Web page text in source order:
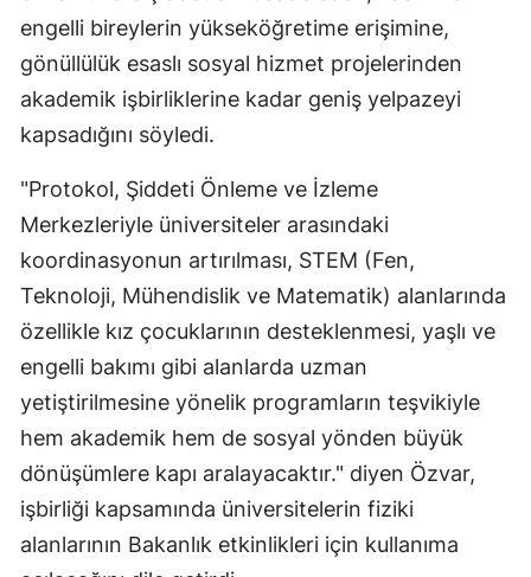
engelli bireylerin yükseköğretime erişimine,
gönüllülük esaslı sosyal hizmet projelerinden
akademik işbirliklerine kadar geniş yelpazeyi
kapsadığını söyledi.
"Protokol, Şiddeti Önleme ve İzleme
Merkezleriyle üniversiteler arasındaki
koordinasyonun artırılması, STEM (Fen,
Teknoloji, Mühendislik ve Matematik) alanlarında
özellikle kız çocuklarının desteklenmesi, yaşlı ve
engelli bakımı gibi alanlarda uzman
yetiştirilmesine yönelik programların teşvikiyle
hem akademik hem de sosyal yönden büyük
dönüşümlere kapı aralayacaktır." diyen Özvar,
işbirliği kapsamında üniversitelerin fiziki
alanlarının Bakanlık etkinlikleri için kullanıma